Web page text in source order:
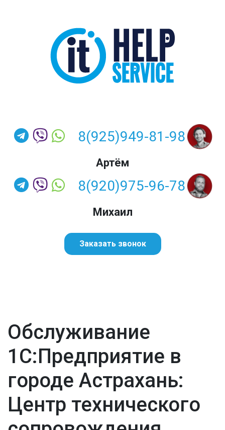
8(925)949-81-98
Артём
8(920)975-96-78
Михаил
Заказать звонок
Обслуживание
1С:Предприятие в
городе Астрахань:
Центр технического